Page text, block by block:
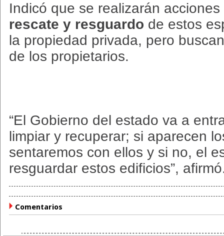
Indicó que se realizarán
rescate y resguardo de estos
la propiedad privada, pero
de los propietarios.
“El Gobierno del estado va a
limpiar y recuperar; si aparecen
sentaremos con ellos y si no, el
resguardar estos edificios”,
Comentarios